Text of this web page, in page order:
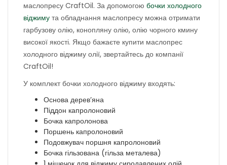
маслопресу CraftOil. За допомогою бочки холодного
віджиму та обладнання маслопресу можна отримати
гарбузову олію, конопляну олію, олію чорного кмину
високої якості. Якщо бажаєте купити маслопрес
холодного віджиму олії, звертайтесь до компанії
CraftOil!
У комплект бочки холодного віджиму входять:
Основа дерев’яна
Піддон капролоновий
Бочка капролонова
Поршень капролоновий
Подовжувач поршня капролоновий
Бочка гільзована (гільза металева)